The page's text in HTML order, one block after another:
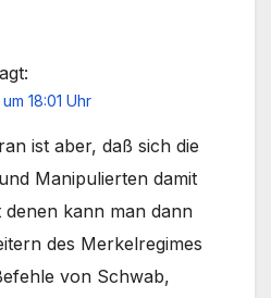
18:01 Uhr
ist aber, daß sich die
Manipulierten damit
denen kann man dann
des Merkelregimes
von Schwab,